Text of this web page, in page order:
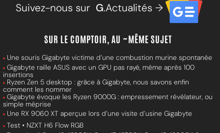
Suivez-nous sur G.Actualités →
SUR LE COMPTOIR, AU ~MÊME SUJET
Une souris Gigabyte victime d’une combustion murine spontanée
Gigabyte raille ASUS avec un GPU pas rayé, même après 100
insertions
Ryzen Zen 5 desktop : grâce à Gigabyte, nous savons enfin
comment les nommer
Gigabyte évoque les Ryzen 9000G : empressement révélateur, ou
simple méprise
Une RX 9060 XT aperçue lors d’une visite d’usine Gigabyte
Test • NZXT H6 Flow RGB